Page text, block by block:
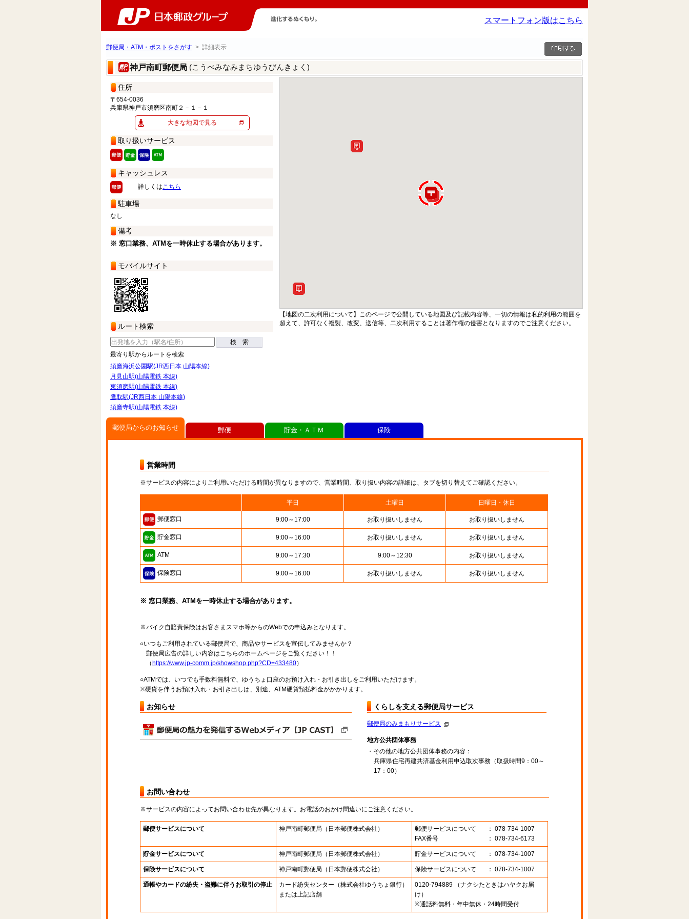
スマートフォン版はこちら
郵便局・ATM・ポストをさがす > 詳細表示
神戸南町郵便局 (こうべみなみまちゆうびんきょく)
住所
〒654-0036
兵庫県神戸市須磨区南町２－１－１
大きな地図で見る
取り扱いサービス
キャッシュレス
詳しくはこちら
駐車場
なし
備考
※ 窓口業務、ATMを一時休止する場合があります。
モバイルサイト
ルート検索
検 索
最寄り駅からルートを検索
須磨海浜公園駅(JR西日本 山陽本線)
月見山駅(山陽電鉄 本線)
東須磨駅(山陽電鉄 本線)
鷹取駅(JR西日本 山陽本線)
須磨寺駅(山陽電鉄 本線)
【地図の二次利用について】このページで公開している地図及び記載内容等、一切の情報は私的利用の範囲を
超えて、許可なく複製、改変、送信等、二次利用することは著作権の侵害となりますのでご注意ください。
郵便局からのお知らせ
営業時間
※サービスの内容によりご利用いただける時間が異なりますので、営業時間、取り扱い内容の詳細は、タブを切り替えてご確認ください。
平日 土曜日 日曜日・休日
郵便窓口 9:00～17:00 お取り扱いしません お取り扱いしません
貯金窓口 9:00～16:00 お取り扱いしません お取り扱いしません
ATM 9:00～17:30 9:00～12:30 お取り扱いしません
保険窓口 9:00～16:00 お取り扱いしません お取り扱いしません
※ 窓口業務、ATMを一時休止する場合があります。
※バイク自賠責保険はお客さまスマホ等からのWebでの申込みとなります。
○いつもご利用されている郵便局で、商品やサービスを宣伝してみませんか？
郵便局広告の詳しい内容はこちらのホームページをご覧ください！！
（ https://www.jp-comm.jp/showshop.php?CD=433480）
○ATMでは、いつでも手数料無料で、ゆうちょ口座のお預け入れ・お引き出しをご利用いただけます。
※硬貨を伴うお預け入れ・お引き出しは、別途、ATM硬貨預払料金がかかります。
お知らせ くらしを支える郵便局サービス
郵便局のみまもりサービス
地方公共団体事務
・その他の地方公共団体事務の内容：
兵庫県住宅再建共済基金利用申込取次事務（取扱時間9：00～
17：00）
お問い合わせ
※サービスの内容によってお問い合わせ先が異なります。お電話のおかけ間違いにご注意ください。
郵便サービスについて 神戸南町郵便局 （日本郵便株式会社） 郵便サービスについて
： 078-734-1007
FAX番号
： 078-734-6173
貯金サービスについて 神戸南町郵便局 （日本郵便株式会社） 貯金サービスについて ： 078-734-1007
保険サービスについて 神戸南町郵便局 （日本郵便株式会社） 保険サービスについて ： 078-734-1007
通帳やカードの紛失・盗難に伴うお取引の停止 カード紛失センター （株式会社ゆうちょ銀行）
または上記店舗
0120-794889 （ナクシたときはハヤクお届
け）
※通話料無料・年中無休・24時間受付
郵便 貯金・ＡＴＭ 保険